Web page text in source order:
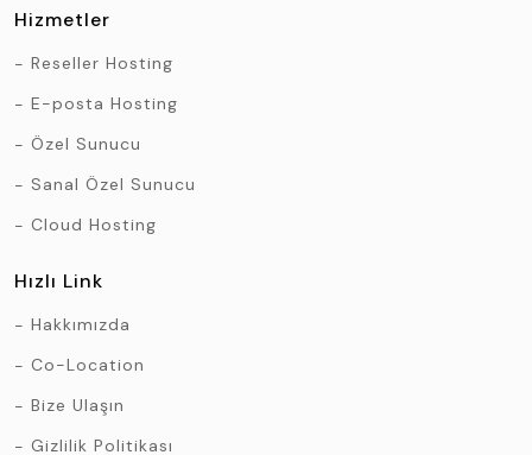
Hizmetler
Reseller Hosting
E-posta Hosting
Özel Sunucu
Sanal Özel Sunucu
Cloud Hosting
Hızlı Link
Hakkımızda
Co-Location
Bize Ulaşın
Gizlilik Politikası